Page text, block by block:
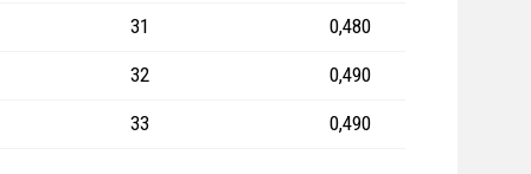
31 0,480
32 0,490
33 0,490